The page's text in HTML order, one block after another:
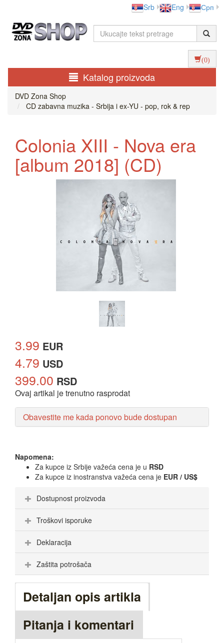
Srb Eng Срп
(0)
Katalog proizvoda
DVD Zona Shop
CD zabavna muzika - Srbija i ex-YU - pop, rok & rep
Colonia XIII - Nova era
[album 2018] (CD)
3.99 EUR
4.79 USD
399.00 RSD
Ovaj artikal je trenutno rasprodat
Obavestite me kada ponovo bude dostupan
Napomena:
Za kupce iz Srbije važeća cena je u RSD
Za kupce iz inostranstva važeća cena je EUR / US$
Dostupnost proizvoda
Troškovi isporuke
Deklaracija
Zaštita potrošača
Detaljan opis artikla
Pitanja i komentari